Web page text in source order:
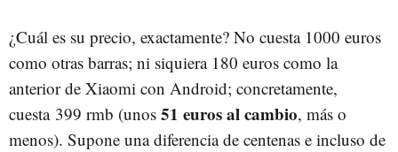
¿Cuál es su precio, exactamente? No cuesta 1000 euros
como otras barras; ni siquiera 180 euros como la
anterior de Xiaomi con Android; concretamente,
cuesta 399 rmb (unos 51 euros al cambio, más o
menos). Supone una diferencia de centenas e incluso de